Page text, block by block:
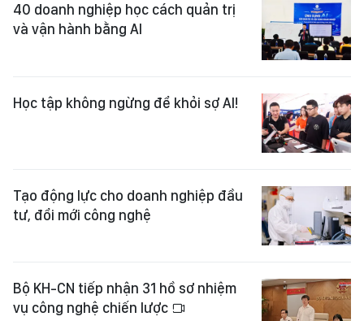
40 doanh nghiệp học cách quản trị
và vận hành bằng AI
Học tập không ngừng để khỏi sợ AI!
Tạo động lực cho doanh nghiệp đầu
tư, đổi mới công nghệ
Bộ KH-CN tiếp nhận 31 hồ sơ nhiệm
vụ công nghệ chiến lược